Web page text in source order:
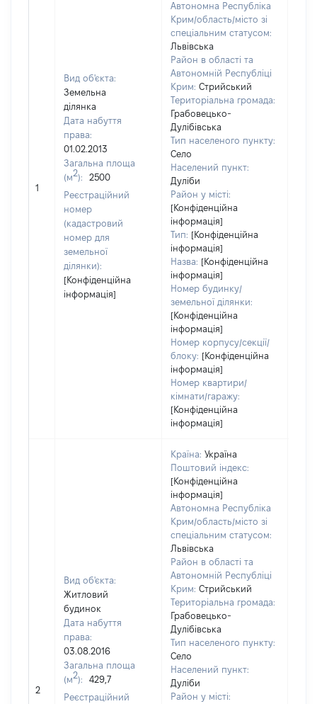
1
Вид об'єкта:
Земельна
ділянка
Дата набуття
права:
01.02.2013
Загальна площа
(м2):
2500
Реєстраційний
номер
(кадастровий
номер для
земельної
ділянки):
[Конфіденційна
інформація]
Автономна Республіка
Крим/область/місто зі
спеціальним статусом:
Львівська
Район в області та
Автономній Республіці
Крим: Стрийський
Територіальна громада:
Грабовецько-
Дулібівська
Тип населеного пункту:
Село
Населений пункт:
Дуліби
Район у місті:
[Конфіденційна
інформація]
Тип: [Конфіденційна
інформація]
Назва: [Конфіденційна
інформація]
Номер будинку/
земельної ділянки:
[Конфіденційна
інформація]
Номер корпусу/секції/
блоку: [Конфіденційна
інформація]
Номер квартири/
кімнати/гаражу:
[Конфіденційна
інформація]
2
Вид об'єкта:
Житловий
будинок
Дата набуття
права:
03.08.2016
Загальна площа
(м2):
429,7
Реєстраційний
Країна: Україна
Поштовий індекс:
[Конфіденційна
інформація]
Автономна Республіка
Крим/область/місто зі
спеціальним статусом:
Львівська
Район в області та
Автономній Республіці
Крим: Стрийський
Територіальна громада:
Грабовецько-
Дулібівська
Тип населеного пункту:
Село
Населений пункт:
Дуліби
Район у місті: